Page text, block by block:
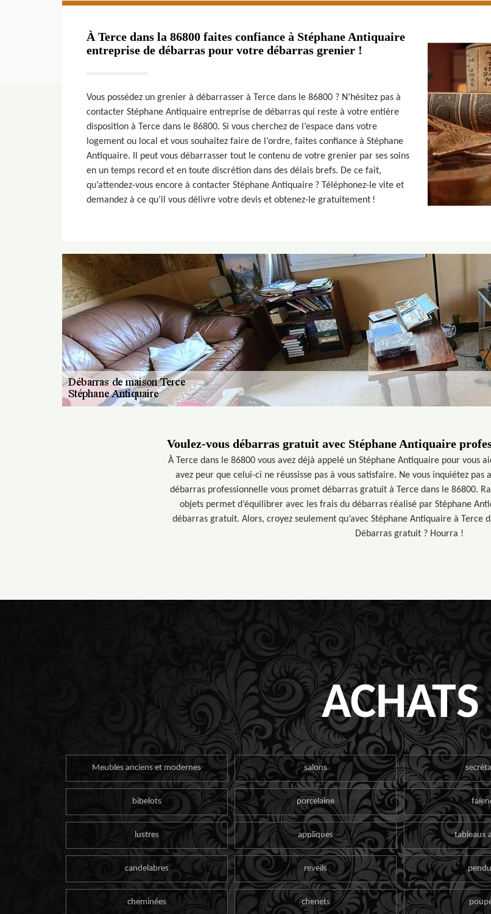
À Terce dans la 86800 faites confiance à Stéphane Antiquaire
entreprise de débarras pour votre débarras grenier !
Vous possédez un grenier à débarrasser à Terce dans le 86800 ? N’hésitez pas à
contacter Stéphane Antiquaire entreprise de débarras qui reste à votre entière
disposition à Terce dans le 86800. Si vous cherchez de l’espace dans votre
logement ou local et vous souhaitez faire de l’ordre, faites confiance à Stéphane
Antiquaire. Il peut vous débarrasser tout le contenu de votre grenier par ses soins
en un temps record et en toute discrétion dans des délais brefs. De ce fait,
qu’attendez-vous encore à contacter Stéphane Antiquaire ? Téléphonez-le vite et
demandez à ce qu’il vous délivre votre devis et obtenez-le gratuitement !
Voulez-vous débarras gratuit avec Stéphane Antiquaire
À Terce dans le 86800 vous avez déjà appelé un Stéphane Antiquaire pour vous
avez peur que celui-ci ne réussisse pas à vous satisfaire. Ne vous inquiétez
débarras professionnelle vous promet débarras gratuit à Terce dans le 86800.
objets permet d’équilibrer avec les frais du débarras réalisé par Stéphane
débarras gratuit. Alors, croyez seulement qu’avec Stéphane Antiquaire à Terce
Débarras gratuit ? Hourra !
ACHATS
Meubles anciens et modernes salons
bibelots porcelaine
lustres appliques tableaux
candelabres reveils
cheminées chenets